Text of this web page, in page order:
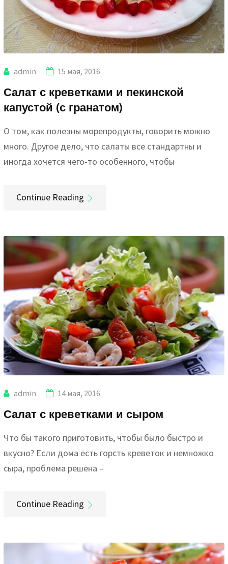
admin 15 мая, 2016
Салат с креветками и пекинской
капустой (с гранатом)
О том, как полезны морепродукты, говорить можно
много. Другое дело, что салаты все стандартны и
иногда хочется чего-то особенного, чтобы
Continue Reading
admin 14 мая, 2016
Салат с креветками и сыром
Что бы такого приготовить, чтобы было быстро и
вкусно? Если дома есть горсть креветок и немножко
сыра, проблема решена –
Continue Reading